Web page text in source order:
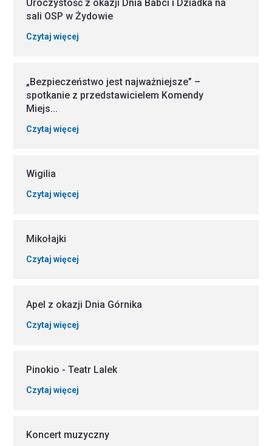
Uroczystość z okazji Dnia Babci i Dziadka na
sali OSP w Żydowie
Czytaj więcej
„Bezpieczeństwo jest najważniejsze” –
spotkanie z przedstawicielem Komendy
Miejs...
Czytaj więcej
Wigilia
Czytaj więcej
Mikołajki
Czytaj więcej
Apel z okazji Dnia Górnika
Czytaj więcej
Pinokio - Teatr Lalek
Czytaj więcej
Koncert muzyczny